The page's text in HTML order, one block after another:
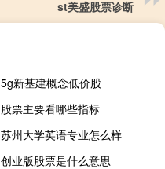
st美盛股票诊断
5g新基建概念低价股
股票主要看哪些指标
苏州大学英语专业怎么样
创业版股票是什么意思